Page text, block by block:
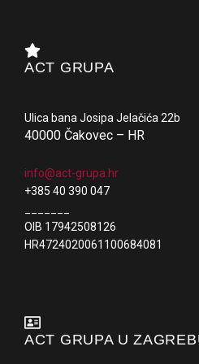
ACT GRUPA
Ulica bana Josipa Jelačića 22b
40000 Čakovec – HR
info@act-grupa.hr
+385 40 390 047
OIB 17942508126
HR4724020061100684081
ACT GRUPA U